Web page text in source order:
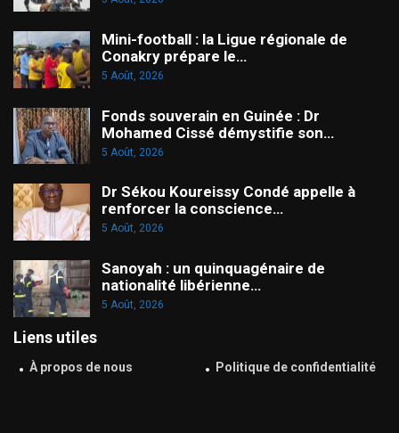
Mini-football : la Ligue régionale de
Conakry prépare le…
5 Août, 2026
Fonds souverain en Guinée : Dr
Mohamed Cissé démystifie son…
5 Août, 2026
Dr Sékou Koureissy Condé appelle à
renforcer la conscience…
5 Août, 2026
Sanoyah : un quinquagénaire de
nationalité libérienne…
5 Août, 2026
Liens utiles
À propos de nous Politique de confidentialité